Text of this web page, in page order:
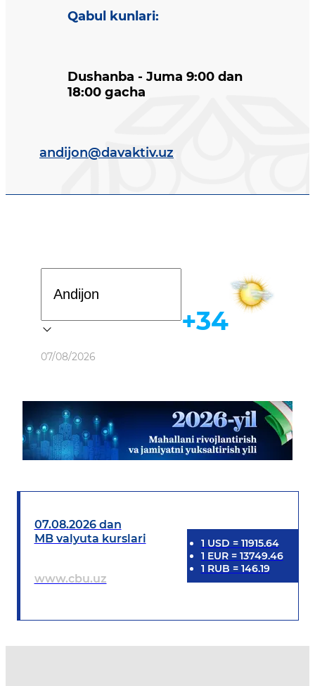
Qabul kunlari:
Dushanba - Juma 9:00 dan
18:00 gacha
andijon@davaktiv.uz
Ob-havo
07/08/2026
+34
07.08.2026 dan
MB valyuta kurslari
www.cbu.uz
1 USD = 11915.64
1 EUR= 13749.46
1 RUB = 146.19